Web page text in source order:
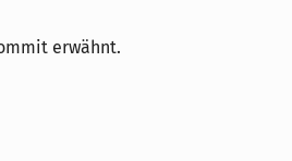
erwähnt.